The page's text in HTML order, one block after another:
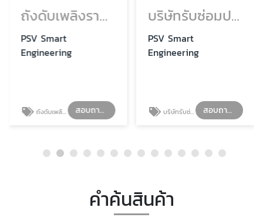
ถังดับเพลิงราคาโรงงาน
PSV Smart
Engineering
ถังดับเพลิงราคาโรงงาน สอบถามรายละเอียด
บริษัทรับซ่อมประตูหนีไฟ
PSV Smart
Engineering
บริษัทรับซ่อมประตูหนีไฟ สอบถามรายละเอียด
คำค้นสินค้า